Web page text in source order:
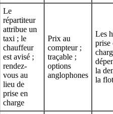
Le
répartiteur
attribue un
taxi ; le
chauffeur
est avisé ;
rendez-
vous au
lieu de
prise en
charge
Prix au
compteur ;
traçable ;
options
anglophones
Les
prise
la
la